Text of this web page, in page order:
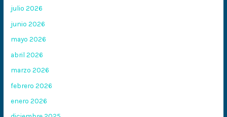
julio 2026
junio 2026
mayo 2026
abril 2026
marzo 2026
febrero 2026
enero 2026